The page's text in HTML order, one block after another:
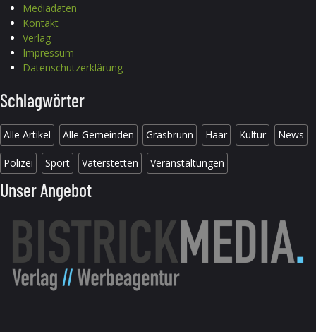
Mediadaten
Kontakt
Verlag
Impressum
Datenschutzerklärung
Schlagwörter
Alle Artikel Alle Gemeinden Grasbrunn Haar Kultur News
Polizei Sport Vaterstetten Veranstaltungen
Unser Angebot